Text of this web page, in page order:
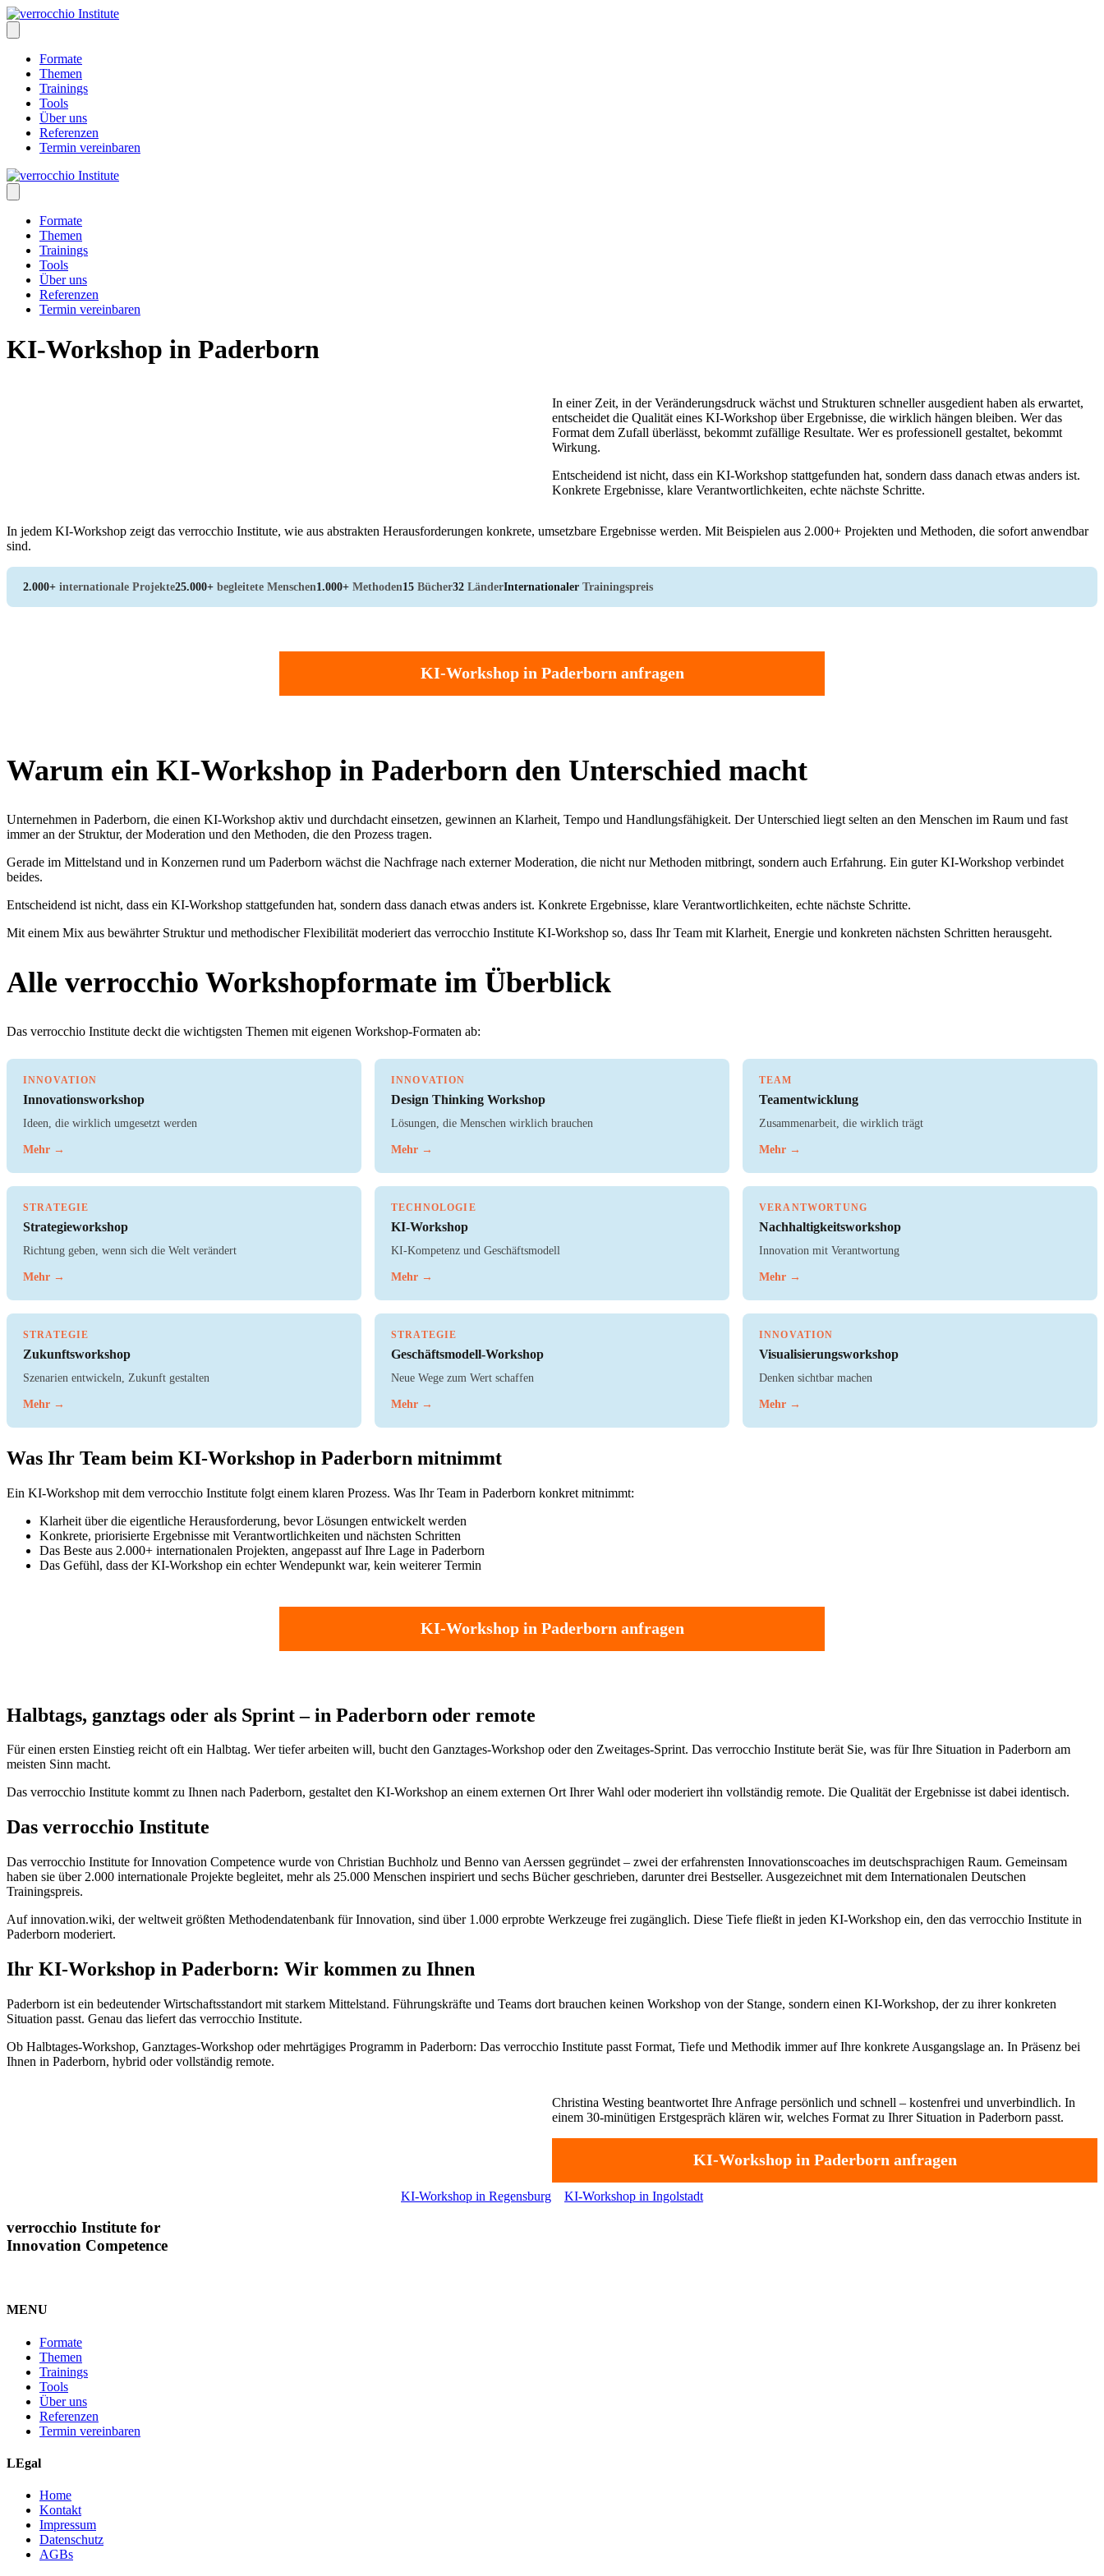
Skip
to
content
Formate
Themen
Trainings
Tools
Über uns
Referenzen
Termin vereinbaren
Formate
Themen
Trainings
Tools
Über uns
Referenzen
Termin vereinbaren
KI-Workshop in Paderborn
In einer Zeit, in der Veränderungsdruck wächst und Strukturen schneller ausgedient haben als erwartet,
entscheidet die Qualität eines KI-Workshop über Ergebnisse, die wirklich hängen bleiben. Wer das
Format dem Zufall überlässt, bekommt zufällige Resultate. Wer es professionell gestaltet, bekommt
Wirkung.
Entscheidend ist nicht, dass ein KI-Workshop stattgefunden hat, sondern dass danach etwas anders ist.
Konkrete Ergebnisse, klare Verantwortlichkeiten, echte nächste Schritte.
In jedem KI-Workshop zeigt das verrocchio Institute, wie aus abstrakten Herausforderungen konkrete, umsetzbare Ergebnisse werden. Mit Beispielen aus 2.000+ Projekten und Methoden, die sofort anwendbar
sind.
2.000+ internationale Projekte25.000+ begleitete Menschen1.000+ Methoden15 Bücher32 LänderInternationaler Trainingspreis
KI-Workshop in Paderborn anfragen
Warum ein KI-Workshop in Paderborn den Unterschied macht
Unternehmen in Paderborn, die einen KI-Workshop aktiv und durchdacht einsetzen, gewinnen an Klarheit, Tempo und Handlungsfähigkeit. Der Unterschied liegt selten an den Menschen im Raum und fast
immer an der Struktur, der Moderation und den Methoden, die den Prozess tragen.
Gerade im Mittelstand und in Konzernen rund um Paderborn wächst die Nachfrage nach externer Moderation, die nicht nur Methoden mitbringt, sondern auch Erfahrung. Ein guter KI-Workshop verbindet
beides.
Entscheidend ist nicht, dass ein KI-Workshop stattgefunden hat, sondern dass danach etwas anders ist. Konkrete Ergebnisse, klare Verantwortlichkeiten, echte nächste Schritte.
Mit einem Mix aus bewährter Struktur und methodischer Flexibilität moderiert das verrocchio Institute KI-Workshop so, dass Ihr Team mit Klarheit, Energie und konkreten nächsten Schritten herausgeht.
Alle verrocchio Workshopformate im Überblick
Das verrocchio Institute deckt die wichtigsten Themen mit eigenen Workshop-Formaten ab:
INNOVATION
Innovationsworkshop
Ideen, die wirklich umgesetzt werden
Mehr →
INNOVATION
Design Thinking Workshop
Lösungen, die Menschen wirklich brauchen
Mehr →
TEAM
Teamentwicklung
Zusammenarbeit, die wirklich trägt
Mehr →
STRATEGIE
Strategieworkshop
Richtung geben, wenn sich die Welt verändert
Mehr →
TECHNOLOGIE
KI-Workshop
KI-Kompetenz und Geschäftsmodell
Mehr →
VERANTWORTUNG
Nachhaltigkeitsworkshop
Innovation mit Verantwortung
Mehr →
STRATEGIE
Zukunftsworkshop
Szenarien entwickeln, Zukunft gestalten
Mehr →
STRATEGIE
Geschäftsmodell-Workshop
Neue Wege zum Wert schaffen
Mehr →
INNOVATION
Visualisierungsworkshop
Denken sichtbar machen
Mehr →
Was Ihr Team beim KI-Workshop in Paderborn mitnimmt
Ein KI-Workshop mit dem verrocchio Institute folgt einem klaren Prozess. Was Ihr Team in Paderborn konkret mitnimmt:
Klarheit über die eigentliche Herausforderung, bevor Lösungen entwickelt werden
Konkrete, priorisierte Ergebnisse mit Verantwortlichkeiten und nächsten Schritten
Das Beste aus 2.000+ internationalen Projekten, angepasst auf Ihre Lage in Paderborn
Das Gefühl, dass der KI-Workshop ein echter Wendepunkt war, kein weiterer Termin
KI-Workshop in Paderborn anfragen
Halbtags, ganztags oder als Sprint – in Paderborn oder remote
Für einen ersten Einstieg reicht oft ein Halbtag. Wer tiefer arbeiten will, bucht den Ganztages-Workshop oder den Zweitages-Sprint. Das verrocchio Institute berät Sie, was für Ihre Situation in Paderborn am
meisten Sinn macht.
Das verrocchio Institute kommt zu Ihnen nach Paderborn, gestaltet den KI-Workshop an einem externen Ort Ihrer Wahl oder moderiert ihn vollständig remote. Die Qualität der Ergebnisse ist dabei identisch.
Das verrocchio Institute
Das verrocchio Institute for Innovation Competence wurde von Christian Buchholz und Benno van Aerssen gegründet – zwei der erfahrensten Innovationscoaches im deutschsprachigen Raum. Gemeinsam
haben sie über 2.000 internationale Projekte begleitet, mehr als 25.000 Menschen inspiriert und sechs Bücher geschrieben, darunter drei Bestseller. Ausgezeichnet mit dem Internationalen Deutschen
Trainingspreis.
Auf innovation.wiki, der weltweit größten Methodendatenbank für Innovation, sind über 1.000 erprobte Werkzeuge frei zugänglich. Diese Tiefe fließt in jeden KI-Workshop ein, den das verrocchio Institute in
Paderborn moderiert.
Ihr KI-Workshop in Paderborn: Wir kommen zu Ihnen
Paderborn ist ein bedeutender Wirtschaftsstandort mit starkem Mittelstand. Führungskräfte und Teams dort brauchen keinen Workshop von der Stange, sondern einen KI-Workshop, der zu ihrer konkreten
Situation passt. Genau das liefert das verrocchio Institute.
Ob Halbtages-Workshop, Ganztages-Workshop oder mehrtägiges Programm in Paderborn: Das verrocchio Institute passt Format, Tiefe und Methodik immer auf Ihre konkrete Ausgangslage an. In Präsenz bei
Ihnen in Paderborn, hybrid oder vollständig remote.
Christina Westing beantwortet Ihre Anfrage persönlich und schnell – kostenfrei und unverbindlich. In
einem 30-minütigen Erstgespräch klären wir, welches Format zu Ihrer Situation in Paderborn passt.
KI-Workshop in Paderborn anfragen
KI-Workshop in Regensburg KI-Workshop in Ingolstadt
verrocchio Institute for
Innovation Competence
MENU
Formate
Themen
Trainings
Tools
Über uns
Referenzen
Termin vereinbaren
LEgal
Home
Kontakt
Impressum
Datenschutz
AGBs